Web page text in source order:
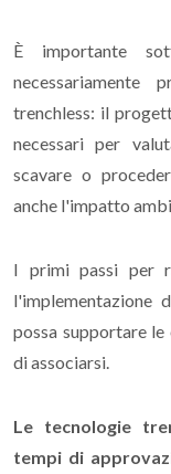
È importante
necessariamente
trenchless: il
necessari per
scavare o
anche l'impatto
I primi passi per
l'implementazione
possa supportare
di associarsi.
Le tecnologie
tempi di